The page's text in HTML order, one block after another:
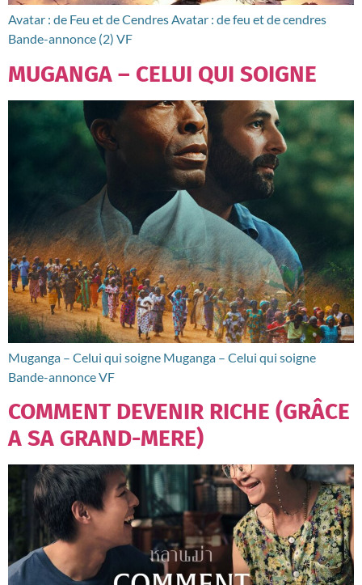
Avatar : de Feu et de Cendres Avatar : de feu et de cendres
Bande-annonce (2) VF
MUGANGA – CELUI QUI SOIGNE
Muganga – Celui qui soigne Muganga – Celui qui soigne
Bande-annonce VF
COMMENT DEVENIR RICHE (GRÂCE
A SA GRAND-MERE)